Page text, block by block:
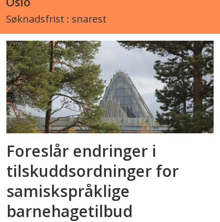
Søknadsfrist : snarest
Foreslår endringer i
tilskuddsordninger for
samiskspråklige
barnehagetilbud